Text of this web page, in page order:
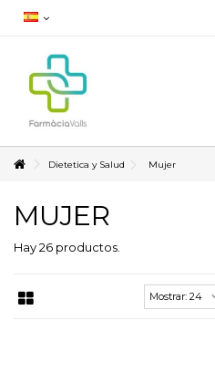
Dietetica y Salud Mujer
MUJER
Hay 26 productos.